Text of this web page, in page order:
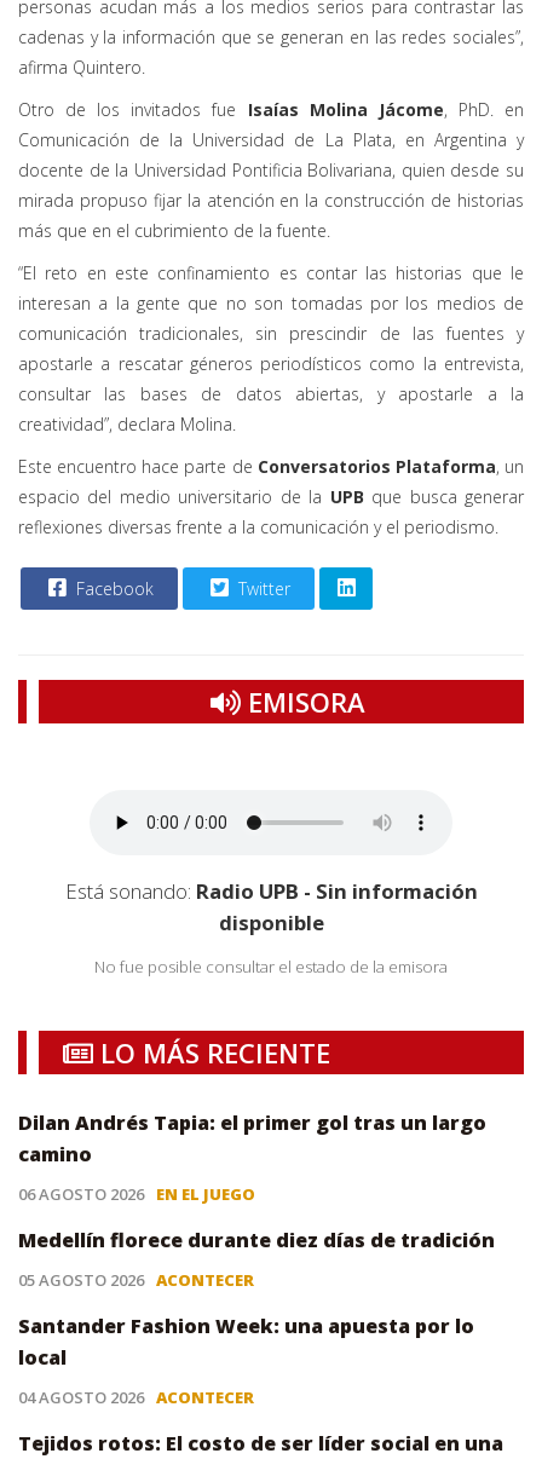
personas acudan más a los medios serios para contrastar las
cadenas y la información que se generan en las redes sociales”,
afirma Quintero.
Otro de los invitados fue Isaías Molina Jácome, PhD. en
Comunicación de la Universidad de La Plata, en Argentina y
docente de la Universidad Pontificia Bolivariana, quien desde su
mirada propuso fijar la atención en la construcción de historias
más que en el cubrimiento de la fuente.
“El reto en este confinamiento es contar las historias que le
interesan a la gente que no son tomadas por los medios de
comunicación tradicionales, sin prescindir de las fuentes y
apostarle a rescatar géneros periodísticos como la entrevista,
consultar las bases de datos abiertas, y apostarle a la
creatividad”, declara Molina.
Este encuentro hace parte de Conversatorios Plataforma, un
espacio del medio universitario de la UPB que busca generar
reflexiones diversas frente a la comunicación y el periodismo.
Facebook Twitter
EMISORA
Está sonando: Radio UPB - Sin información
disponible
No fue posible consultar el estado de la emisora
LO MÁS RECIENTE
Dilan Andrés Tapia: el primer gol tras un largo
camino
06 AGOSTO 2026 EN EL JUEGO
Medellín florece durante diez días de tradición
05 AGOSTO 2026 ACONTECER
Santander Fashion Week: una apuesta por lo
local
04 AGOSTO 2026 ACONTECER
Tejidos rotos: El costo de ser líder social en una